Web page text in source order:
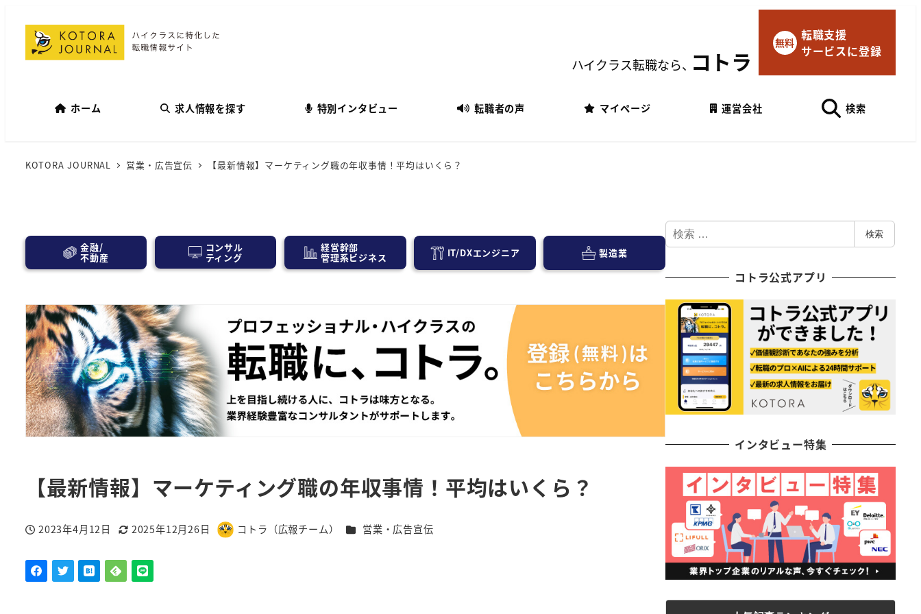
マイページにログイン
ハイクラス転職なら、コトラ
無料 転職支援
サービスに登録
ホーム 求人情報を探す 特別インタビュー 転職者の声 マイページ 運営会社 検索
KOTORA JOURNAL 営業・広告宣伝 【最新情報】マーケティング職の年収事情！平均はいくら？
金融/
不動産
コンサル
ティング
経営幹部
管理系ビジネス IT/DXエンジニア 製造業
【最新情報】マーケティング職の年収事情！平均はいくら？
投稿日
2023年4月12日
更新日
2025年12月26日
著
コトラ（広報チーム） カテゴリー
営業・広告宣伝
検
索
検索
コトラ公式アプリ
インタビュー特集